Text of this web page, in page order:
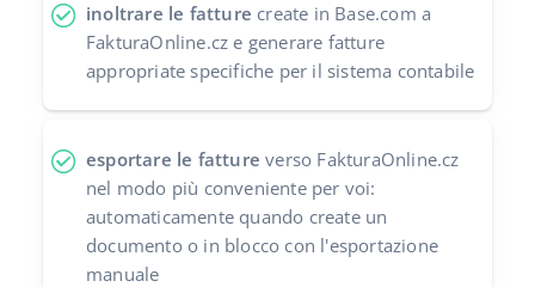
Collaborazione e partner
Contatto
Français
Italiano
português (BR)
română
inoltrare le fatture create in Base.com a
FakturaOnline.cz e generare fatture
appropriate specifiche per il sistema contabile
esportare le fatture verso FakturaOnline.cz
nel modo più conveniente per voi:
automaticamente quando create un
documento o in blocco con l'esportazione
manuale